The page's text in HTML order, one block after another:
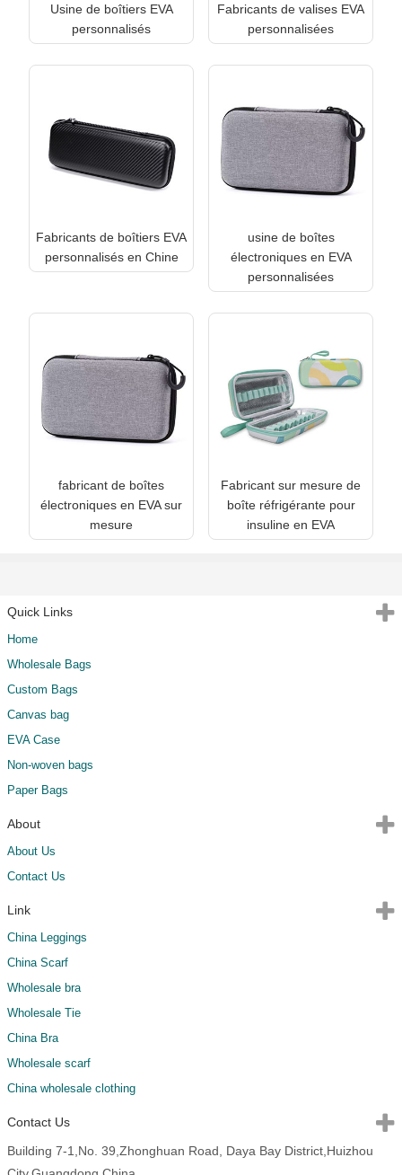
Usine de boîtiers EVA
personnalisés
Fabricants de valises EVA
personnalisées
Fabricants de boîtiers EVA
personnalisés en Chine
usine de boîtes
électroniques en EVA
personnalisées
fabricant de boîtes
électroniques en EVA sur
mesure
Fabricant sur mesure de
boîte réfrigérante pour
insuline en EVA
Quick Links
Home
Wholesale Bags
Custom Bags
Canvas bag
EVA Case
Non-woven bags
Paper Bags
About
About Us
Contact Us
Link
China Leggings
China Scarf
Wholesale bra
Wholesale Tie
China Bra
Wholesale scarf
China wholesale clothing
Contact Us
Building 7-1,No. 39,Zhonghuan Road, Daya Bay District,Huizhou